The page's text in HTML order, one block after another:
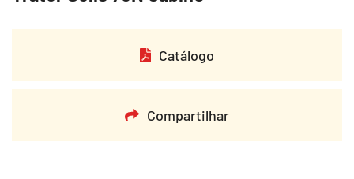
Catálogo
Compartilhar